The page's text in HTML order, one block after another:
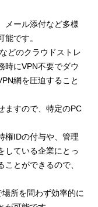
メール添付など多様
です。
どのクラウドストレ
時にVPN不要でダウ
網を圧迫すること
ますので、特定のPC
権IDの付与や、管理
している企業にとっ
とができるので、
所を問わず効率的に